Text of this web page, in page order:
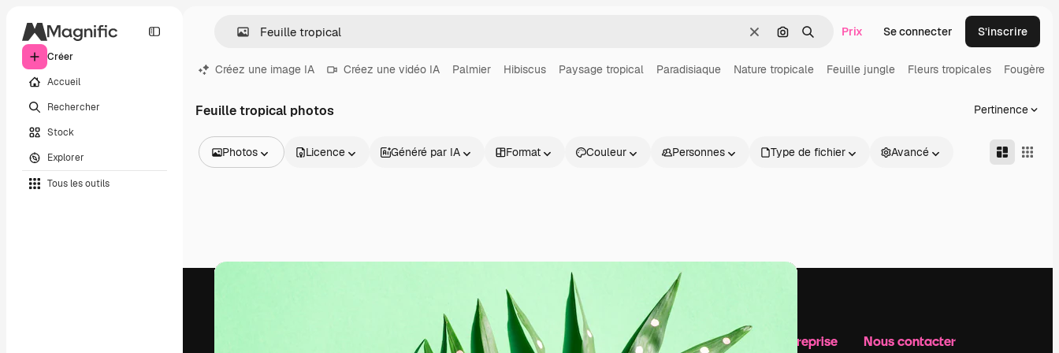
Créer
Accueil
Rechercher
Stock
Explorer
Tous les outils
EffacerRechercher par image
Rechercher
Prix Se connecter S’inscrire
Créez une image IA Créez une vidéo IA Palmier Hibiscus Paysage tropical Paradisiaque Nature tropicale Feuille jungle Fleurs tropicales Fougère
Feuille tropical photos Pertinence
Photos
Vidéos
Licence Généré par IA Format Couleur Personnes Type de fichier Avancé
Produits Commencer Notre entreprise Nous contacter